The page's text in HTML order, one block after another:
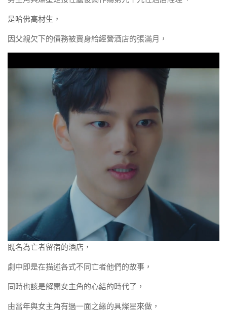
是哈佛高材生，
因父親欠下的債務被賣身給經營酒店的張滿月，
既名為亡者留宿的酒店，
劇中即是在描述各式不同亡者他們的故事，
同時也該是解開女主角的心結的時代了，
由當年與女主角有過一面之緣的具燦星來做，